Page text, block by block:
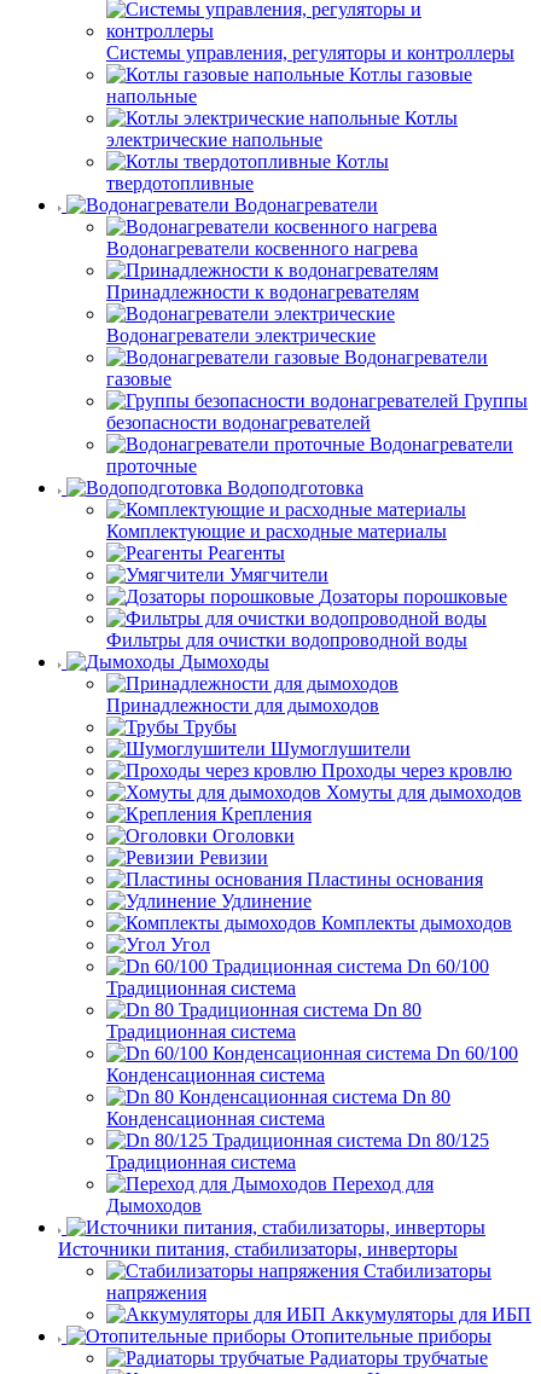
Системы управления, регуляторы и контроллеры
Котлы газовые
напольные
Котлы
электрические напольные
Котлы
твердотопливные
Водонагреватели
Водонагреватели косвенного нагрева
Принадлежности к водонагревателям
Водонагреватели электрические
Водонагреватели
газовые
Группы
безопасности водонагревателей
Водонагреватели
проточные
Водоподготовка
Комплектующие и расходные материалы
Реагенты
Умягчители
Дозаторы порошковые
Фильтры для очистки водопроводной воды
Дымоходы
Принадлежности для дымоходов
Трубы
Шумоглушители
Проходы через кровлю
Хомуты для дымоходов
Крепления
Оголовки
Ревизии
Пластины основания
Удлинение
Комплекты дымоходов
Угол
Dn 60/100
Традиционная система
Dn 80
Традиционная система
Dn 60/100
Конденсационная система
Dn 80
Конденсационная система
Dn 80/125
Традиционная система
Переход для
Дымоходов
Источники питания, стабилизаторы, инверторы
Стабилизаторы
напряжения
Аккумуляторы для ИБП
Отопительные приборы
Радиаторы трубчатые